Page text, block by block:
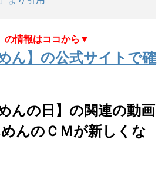
の情報はココから▼
ん】の公式サイトで確
んの日】の関連の動画
んのＣＭが新しくな